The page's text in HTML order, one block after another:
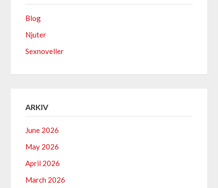
Blog
Njuter
Sexnoveller
ARKIV
June 2026
May 2026
April 2026
March 2026